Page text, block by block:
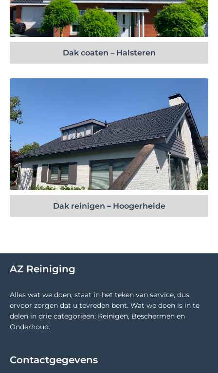
Bekijk project
Dak coaten – Halsteren
Bekijk project
Dak reinigen – Hoogerheide
AZ Reiniging
Alles wat we doen, staat in het teken van service, dus
ervoor zorgen dat u tevreden bent. Wat we doen is in te
delen in drie categorieën: Reinigen, Beschermen en
Onderhoud.
Contactgegevens